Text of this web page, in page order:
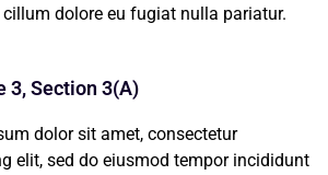
cillum dolore eu fugiat nulla pariatur.
3, Section 3(A)
dolor sit amet, consectetur
elit, sed do eiusmod tempor incididunt